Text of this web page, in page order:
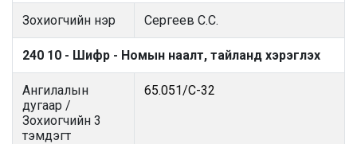
Зохиогчийн нэр Сергеев С.С.
240 10 - Шифр - Номын наалт, тайланд хэрэглэх
Ангилалын
дугаар /
Зохиогчийн 3
тэмдэгт
65.051/С-32